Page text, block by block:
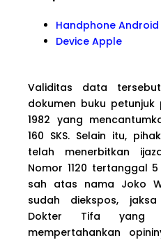
Handphone Android
Device Apple
Validitas data
dokumen buku
1982 yang
160 SKS. Selain itu,
telah menerbitkan
Nomor 1120 tertanggal
sah atas nama Joko
sudah diekspos,
Dokter Tifa yang
mempertahankan